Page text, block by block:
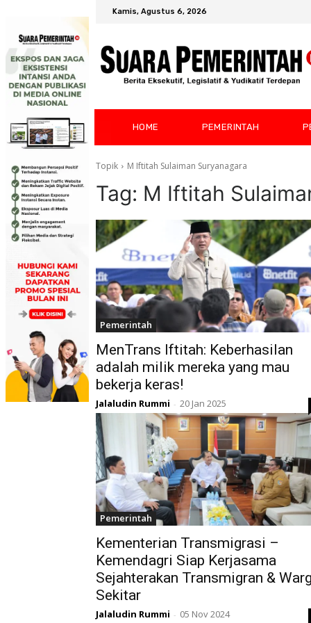
Kamis, Agustus 6, 2026
HOME PEMERINTAH
Topik M Iftitah Sulaiman Suryanagara
Tag: M Iftitah
Pemerintah
MenTrans Iftitah: Keberhasilan
adalah milik mereka yang mau
bekerja keras!
Jalaludin Rummi - 20 Jan 2025
Pemerintah
Kementerian Transmigrasi –
Kemendagri Siap Kerjasama
Sejahterakan Transmigran &
Sekitar
Jalaludin Rummi - 05 Nov 2024